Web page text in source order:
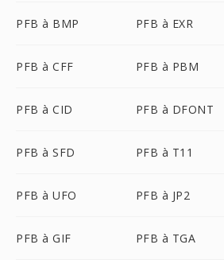
PFB à BMP PFB à EXR
PFB à CFF PFB à PBM
PFB à CID PFB à DFONT
PFB à SFD PFB à T11
PFB à UFO PFB à JP2
PFB à GIF PFB à TGA